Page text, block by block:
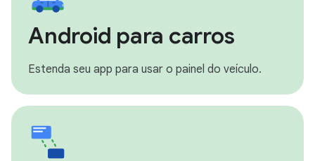
Android para carros
Estenda seu app para usar o painel do veículo.